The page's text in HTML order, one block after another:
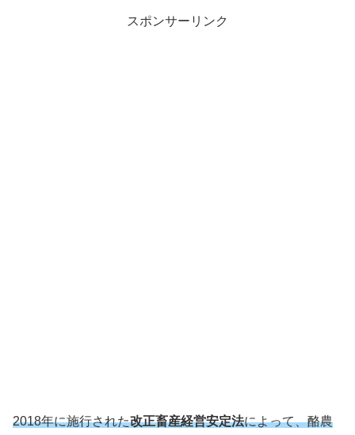
スポンサーリンク
2018年に施行された改正畜産経営安定法によって、酪農